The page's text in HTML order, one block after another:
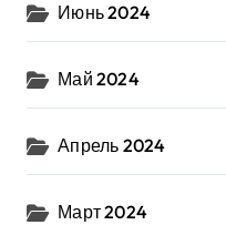
Июнь 2024
Май 2024
Апрель 2024
Март 2024